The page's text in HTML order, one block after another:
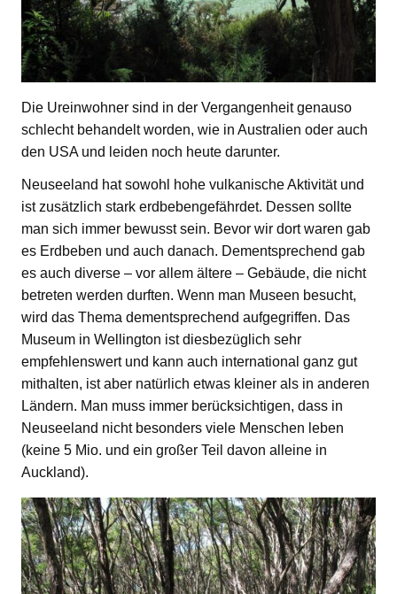
Die Ureinwohner sind in der Vergangenheit genauso
schlecht behandelt worden, wie in Australien oder auch
den USA und leiden noch heute darunter.
Neuseeland hat sowohl hohe vulkanische Aktivität und
ist zusätzlich stark erdbebengefährdet. Dessen sollte
man sich immer bewusst sein. Bevor wir dort waren gab
es Erdbeben und auch danach. Dementsprechend gab
es auch diverse – vor allem ältere – Gebäude, die nicht
betreten werden durften. Wenn man Museen besucht,
wird das Thema dementsprechend aufgegriffen. Das
Museum in Wellington ist diesbezüglich sehr
empfehlenswert und kann auch international ganz gut
mithalten, ist aber natürlich etwas kleiner als in anderen
Ländern. Man muss immer berücksichtigen, dass in
Neuseeland nicht besonders viele Menschen leben
(keine 5 Mio. und ein großer Teil davon alleine in
Auckland).